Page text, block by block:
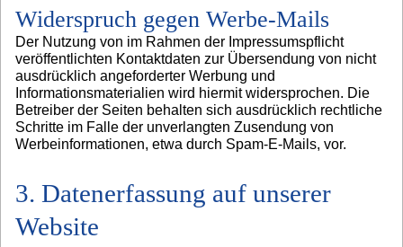
Widerspruch gegen Werbe-Mails
Der Nutzung von im Rahmen der Impressumspflicht
veröffentlichten Kontaktdaten zur Übersendung von nicht
ausdrücklich angeforderter Werbung und
Informationsmaterialien wird hiermit widersprochen. Die
Betreiber der Seiten behalten sich ausdrücklich rechtliche
Schritte im Falle der unverlangten Zusendung von
Werbeinformationen, etwa durch Spam-E-Mails, vor.
3. Datenerfassung auf unserer
Website